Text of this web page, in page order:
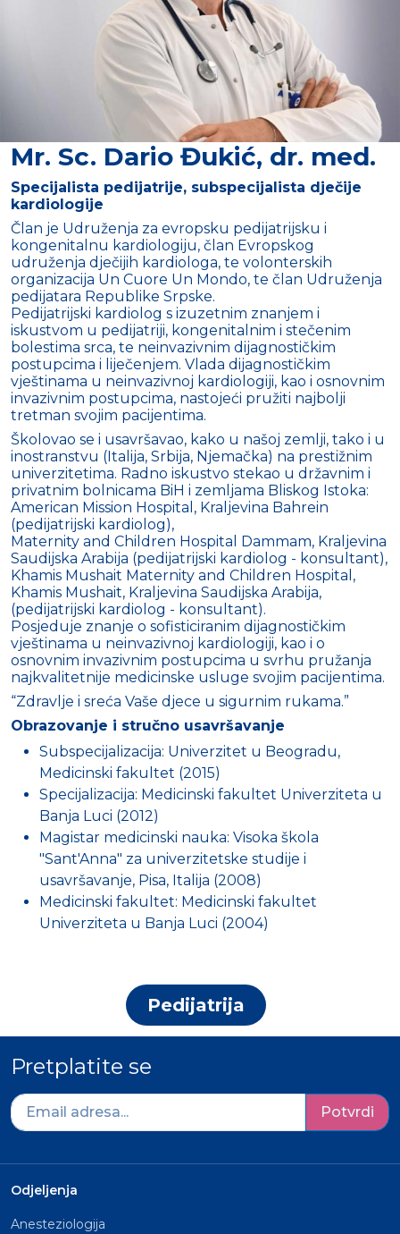
Mr. Sc. Dario Đukić, dr. med.
Specijalista pedijatrije, subspecijalista dječije
kardiologije
Član je Udruženja za evropsku pedijatrijsku i
kongenitalnu kardiologiju, član Evropskog
udruženja dječijih kardiologa, te volonterskih
organizacija Un Cuore Un Mondo, te član Udruženja
pedijatara Republike Srpske.
Pedijatrijski kardiolog s izuzetnim znanjem i
iskustvom u pedijatriji, kongenitalnim i stečenim
bolestima srca, te neinvazivnim dijagnostičkim
postupcima i liječenjem. Vlada dijagnostičkim
vještinama u neinvazivnoj kardiologiji, kao i osnovnim
invazivnim postupcima, nastojeći pružiti najbolji
tretman svojim pacijentima.
Školovao se i usavršavao, kako u našoj zemlji, tako i u
inostranstvu (Italija, Srbija, Njemačka) na prestižnim
univerzitetima. Radno iskustvo stekao u državnim i
privatnim bolnicama BiH i zemljama Bliskog Istoka:
American Mission Hospital, Kraljevina Bahrein
(pedijatrijski kardiolog),
Maternity and Children Hospital Dammam, Kraljevina
Saudijska Arabija (pedijatrijski kardiolog - konsultant),
Khamis Mushait Maternity and Children Hospital,
Khamis Mushait, Kraljevina Saudijska Arabija,
(pedijatrijski kardiolog - konsultant).
Posjeduje znanje o sofisticiranim dijagnostičkim
vještinama u neinvazivnoj kardiologiji, kao i o
osnovnim invazivnim postupcima u svrhu pružanja
najkvalitetnije medicinske usluge svojim pacijentima.
“Zdravlje i sreća Vaše djece u sigurnim rukama.”
Obrazovanje i stručno usavršavanje
Subspecijalizacija: Univerzitet u Beogradu,
Medicinski fakultet (2015)
Specijalizacija: Medicinski fakultet Univerziteta u
Banja Luci (2012)
Magistar medicinski nauka: Visoka škola
"Sant'Anna" za univerzitetske studije i
usavršavanje, Pisa, Italija (2008)
Medicinski fakultet: Medicinski fakultet
Univerziteta u Banja Luci (2004)
Pedijatrija
Pretplatite se
Potvrdi
Odjeljenja
Anesteziologija